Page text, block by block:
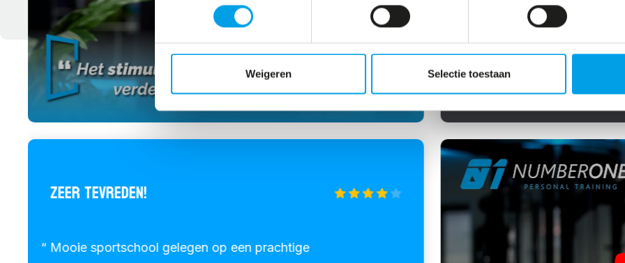
Weigeren Selectie toestaan
Hebben verstand van
alleen keihard trainen.
enorm betrokken bij het
— Tom
ZEER TEVREDEN!
Mooie sportschool gelegen op een prachtige